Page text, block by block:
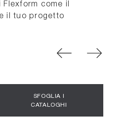
come il
il tuo progetto
SFOGLIA I
CATALOGHI